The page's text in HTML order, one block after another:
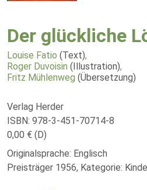
Der glückliche
Louise Fatio (Text),
Roger Duvoisin (Illustration),
Fritz Mühlenweg (Übersetzung)
Verlag Herder
ISBN: 978-3-451-70714-8
0,00 € (D)
Originalsprache: Englisch
Preisträger 1956, Kategorie: